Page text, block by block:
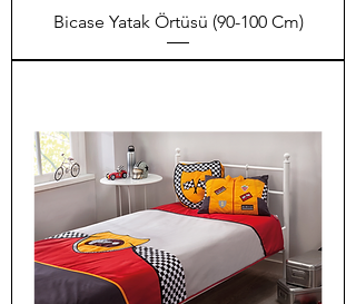
Bicase Yatak Örtüsü (90-100 Cm)